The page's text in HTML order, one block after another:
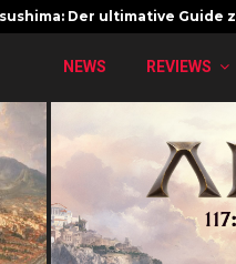
Der ultimative Guide
NEWS REVIEWS